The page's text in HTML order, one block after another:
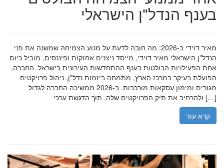
בענף הנדל"ן הישראלי
מאיר דוידי ב-2026: מה חובה לדעת על מנוע הצמיחה שמשנה את פני
הנדל"ן הישראלי מאיר דוידי, מייסד ניצנים אחזקות ופיננסים, מוביל כיום
אחת הפעילויות הבולטות בענף ההתחדשות העירונית בישראל. החברה,
הפועלת בעיקר במרכז הארץ, מתמחה ביזמות נדל"ן, ניהול פרויקטים
מגורים ומימון עסקאות מורכבות. ב-2026 ממשיכה החברה לגדול
ולהרחיב את תיק הפרויקטים שלה, תוך הדגשת ערכי […]
קרא עוד